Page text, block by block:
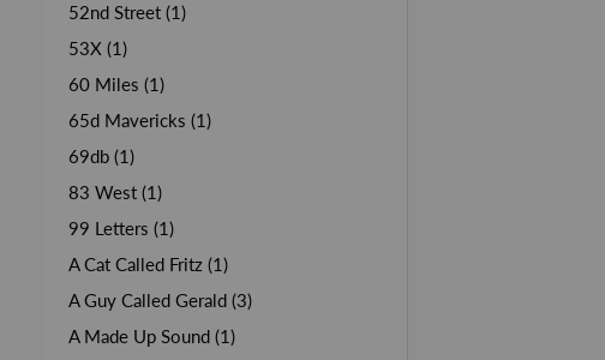
52nd Street (1)
53X (1)
60 Miles (1)
65d Mavericks (1)
69db (1)
83 West (1)
99 Letters (1)
A Cat Called Fritz (1)
A Guy Called Gerald (3)
A Made Up Sound (1)